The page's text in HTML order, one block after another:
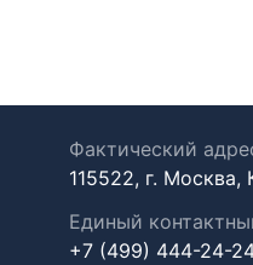
Фактический
115522, г.
Единый
+7 (499) 444-24-